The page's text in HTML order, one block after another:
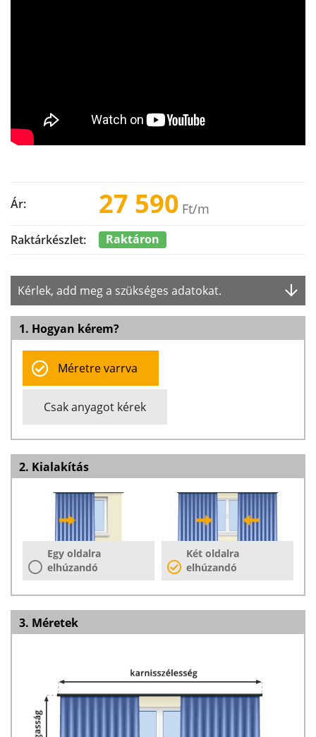
Ár: 27 590 Ft/m
Raktárkészlet: Raktáron
Kérlek, add meg a szükséges adatokat.
1. Hogyan kérem?
Méretre varrva
Csak anyagot kérek
2. Kialakítás
Egy oldalra
elhúzandó
Két oldalra
elhúzandó
3. Méretek